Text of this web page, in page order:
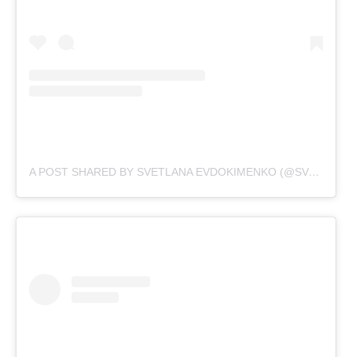
A POST SHARED BY SVETLANA EVDOKIMENKO (@SVETIKA)